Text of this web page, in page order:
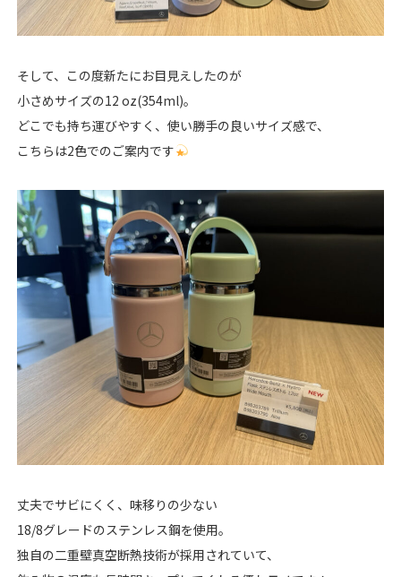
そして、この度新たにお目見えしたのが
小さめサイズの12 oz(354ml)。
どこでも持ち運びやすく、使い勝手の良いサイズ感で、
こちらは2色でのご案内です
丈夫でサビにくく、味移りの少ない
18/8グレードのステンレス鋼を使用。
独自の二重壁真空断熱技術が採用されていて、